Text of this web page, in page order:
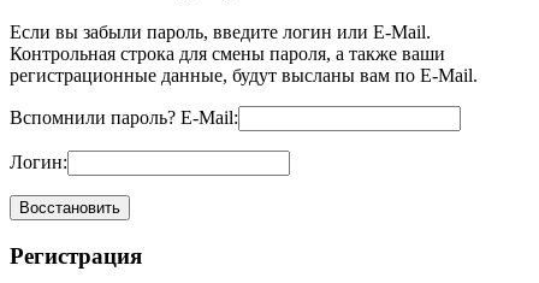
Если вы забыли пароль, введите логин или E-Mail.
Контрольная строка для смены пароля, а также ваши
регистрационные данные, будут высланы вам по E-Mail.
Вспомнили пароль? E-Mail:
Логин:
Регистрация